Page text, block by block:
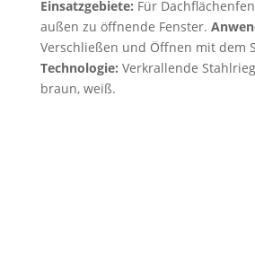
Einsatzgebiete: Für
außen zu öffnende Fenster.
Verschließen und Öffnen mit dem
Technologie: Verkrallende
braun, weiß.